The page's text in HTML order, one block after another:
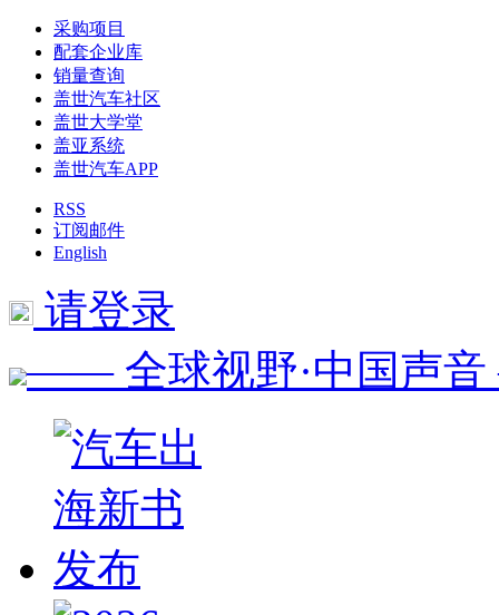
采购项目
配套企业库
销量查询
盖世汽车社区
盖世大学堂
盖亚系统
盖世汽车APP
RSS
订阅邮件
English
请登录
—— 全球视野·中国声